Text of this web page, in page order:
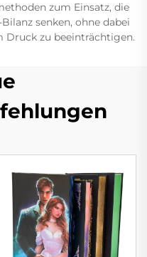
zum Einsatz, die
senken, ohne dabei
Druck zu beeinträchtigen.